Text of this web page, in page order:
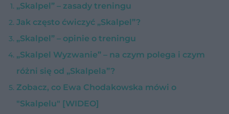
„Skalpel” – zasady treningu
Jak często ćwiczyć „Skalpel”?
„Skalpel” – opinie o treningu
„Skalpel Wyzwanie” – na czym polega i czym
różni się od „Skalpela”?
Zobacz, co Ewa Chodakowska mówi o
"Skalpelu" [WIDEO]